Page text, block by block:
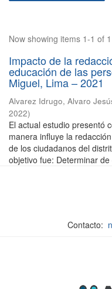
Now showing items 1-1 of 1
Impacto de la
educación de las
Miguel, Lima – 2021
Alvarez Idrugo, Alvaro
2022)
El actual estudio presentó
manera influye la
de los ciudadanos del
objetivo fue: Determinar de
Contacto: